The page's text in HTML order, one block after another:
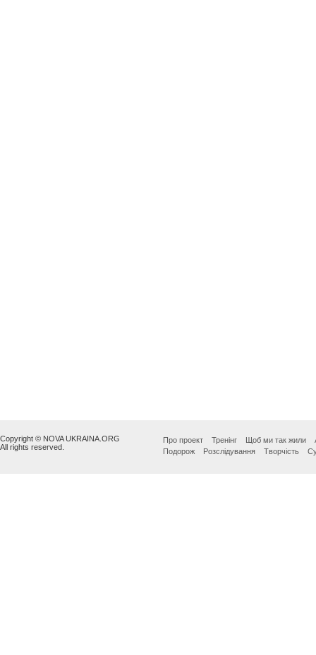
Copyright © NOVA UKRAINA.ORG
All rights reserved.
Про проект Тренінг Щоб ми так жили
Подорож
Розслідування Творчість